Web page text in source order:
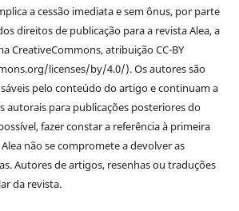
a cessão imediata e sem ônus, por parte
direitos de publicação para a revista Alea, a
CreativeCommons, atribuição CC-BY
licenses/by/4.0/). Os autores são
pelo conteúdo do artigo e continuam a
autorais para publicações posteriores do
fazer constar a referência à primeira
não se compromete a devolver as
Autores de artigos, resenhas ou traduções
da revista.